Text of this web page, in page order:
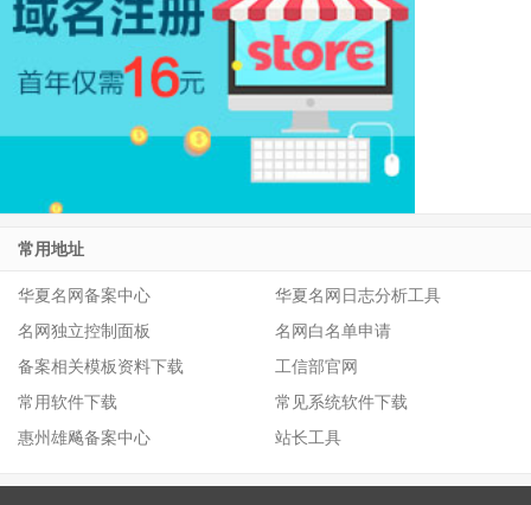
常用地址
华夏名网备案中心
华夏名网日志分析工具
名网独立控制面板
名网白名单申请
备案相关模板资料下载
工信部官网
常用软件下载
常见系统软件下载
惠州雄飚备案中心
站长工具